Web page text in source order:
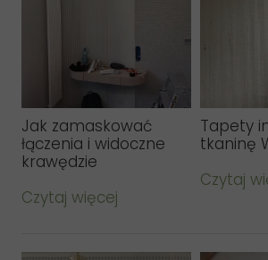
Jak zamaskować
łączenia i widoczne
krawędzie
Czytaj więcej
Tapety
tkaninę
Czytaj